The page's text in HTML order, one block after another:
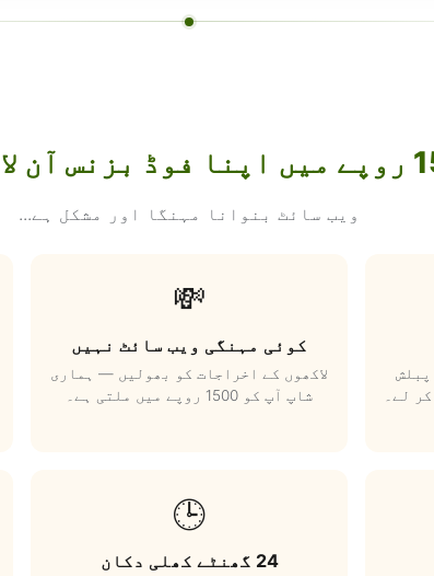
ویب سائٹ بنوانا مہنگا اور مشکل ہے...
لے۔
💸
کوئی مہنگی ویب سائٹ نہیں
لاکھوں کے اخراجات کو بھولیں — ہماری
شاپ آپ کو 1500 روپے میں ملتی ہے۔
🕒
24 گھنٹے کھلی دکان